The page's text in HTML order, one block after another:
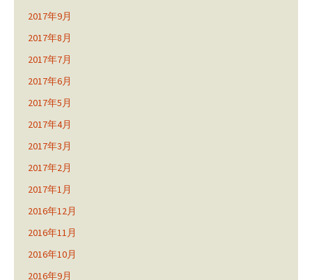
2017年9月
2017年8月
2017年7月
2017年6月
2017年5月
2017年4月
2017年3月
2017年2月
2017年1月
2016年12月
2016年11月
2016年10月
2016年9月